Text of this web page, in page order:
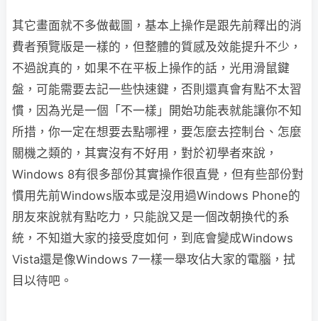
其它畫面就不多做截圖，基本上操作是跟先前釋出的消
費者預覽版是一樣的，但整體的質感及效能提升不少，
不過說真的，如果不在平板上操作的話，光用滑鼠鍵
盤，可能需要去記一些快速鍵，否則還真會有點不太習
慣，因為光是一個「不一樣」開始功能表就能讓你不知
所措，你一定在想要去點哪裡，要怎麼去控制台、怎麼
關機之類的，其實沒有不好用，對於初學者來說，
Windows 8有很多部份其實操作很直覺，但有些部份對
慣用先前Windows版本或是沒用過Windows Phone的
朋友來說就有點吃力，只能說又是一個改朝換代的系
統，不知道大家的接受度如何，到底會變成Windows
Vista還是像Windows 7一樣一舉攻佔大家的電腦，拭
目以待吧。